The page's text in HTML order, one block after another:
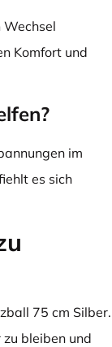
Komfort und
im
es sich
75 cm Silber.
bleiben und